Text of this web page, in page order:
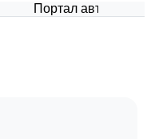
авторских